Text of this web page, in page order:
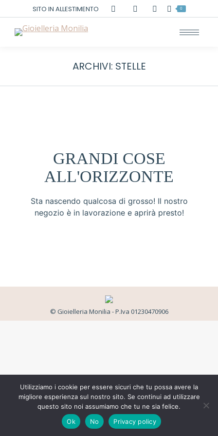
SITO IN ALLESTIMENTO Cerca: 0
ARCHIVI: STELLE
GRANDI COSE
ALL'ORIZZONTE
Sta nascendo qualcosa di grosso! Il nostro
negozio è in lavorazione e aprirà presto!
© Gioielleria Monilia - P.Iva 01230470906
Utilizziamo i cookie per essere sicuri che tu possa avere la
migliore esperienza sul nostro sito. Se continui ad utilizzare
questo sito noi assumiamo che tu ne sia felice.
Ok
No Privacy policy